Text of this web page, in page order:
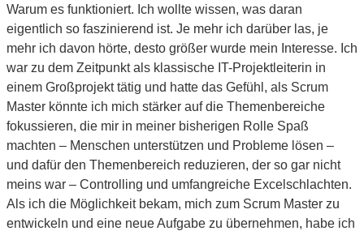
Warum es funktioniert. Ich wollte wissen, was daran
eigentlich so faszinierend ist. Je mehr ich darüber las, je
mehr ich davon hörte, desto größer wurde mein Interesse. Ich
war zu dem Zeitpunkt als klassische IT-Projektleiterin in
einem Großprojekt tätig und hatte das Gefühl, als Scrum
Master könnte ich mich stärker auf die Themenbereiche
fokussieren, die mir in meiner bisherigen Rolle Spaß
machten – Menschen unterstützen und Probleme lösen –
und dafür den Themenbereich reduzieren, der so gar nicht
meins war – Controlling und umfangreiche Excelschlachten.
Als ich die Möglichkeit bekam, mich zum Scrum Master zu
entwickeln und eine neue Aufgabe zu übernehmen, habe ich